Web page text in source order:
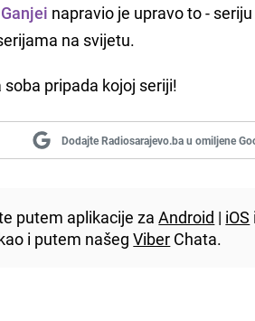
napravio je upravo to -
na svijetu.
pripada kojoj seriji!
Dodajte Radiosarajevo.ba u omiljene
putem aplikacije zaAndroid | iOS
i putem našegViber Chata.